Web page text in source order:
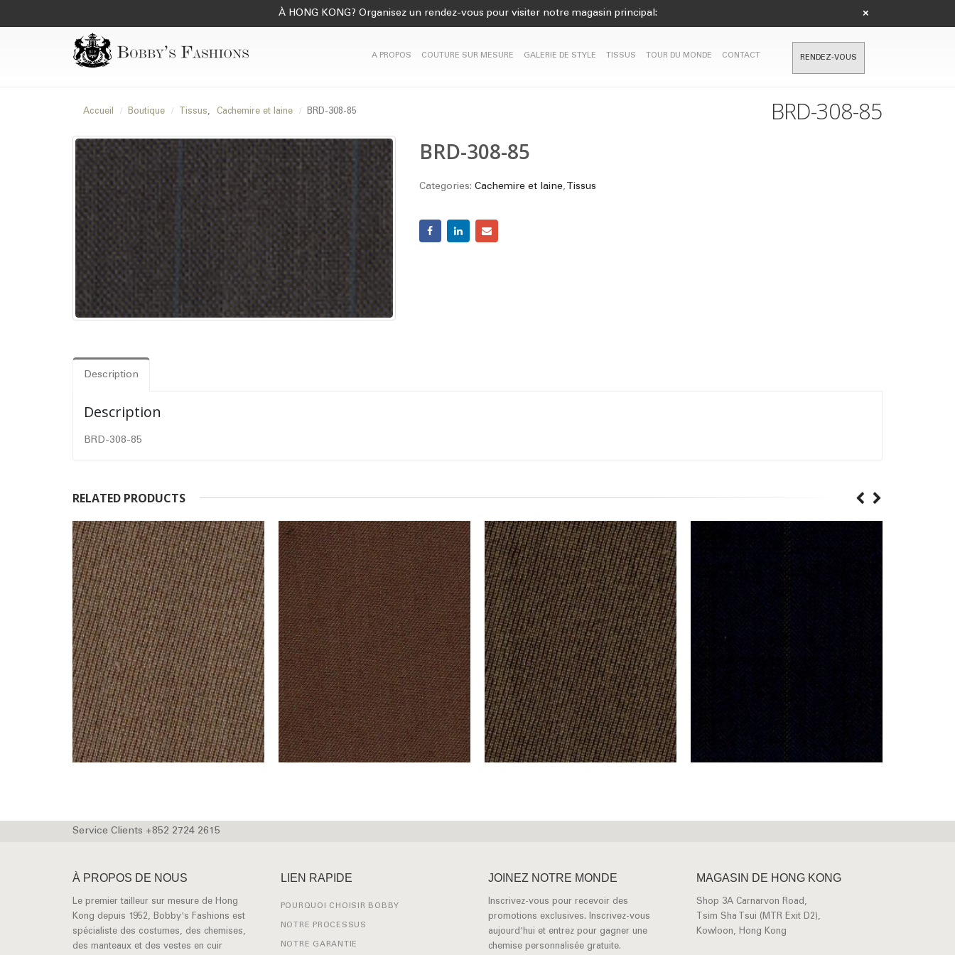
À HONG KONG? Organisez un rendez-vous pour visiter notre magasin principal: ×
A PROPOS COUTURE SUR MESURE GALERIE DE STYLE TISSUS TOUR DU MONDE CONTACT RENDEZ-VOUS
BRD-308-85
Accueil Boutique Tissus, Cachemire et laine BRD-308-85
BRD-308-85
Categories: Cachemire et laine, Tissus
Description
Description
BRD-308-85
RELATED PRODUCTS
Service Clients +852 2724 2615
À PROPOS DE NOUS
Le premier tailleur sur mesure de Hong
Kong depuis 1952, Bobby's Fashions est
spécialiste des costumes, des chemises,
des manteaux et des vestes en cuir
LIEN RAPIDE
POURQUOI CHOISIR BOBBY
NOTRE PROCESSUS
NOTRE GARANTIE
JOINEZ NOTRE MONDE
Inscrivez-vous pour recevoir des
promotions exclusives. Inscrivez-vous
aujourd'hui et entrez pour gagner une
chemise personnalisée gratuite.
MAGASIN DE HONG KONG
Shop 3A Carnarvon Road,
Tsim Sha Tsui (MTR Exit D2),
Kowloon, Hong Kong